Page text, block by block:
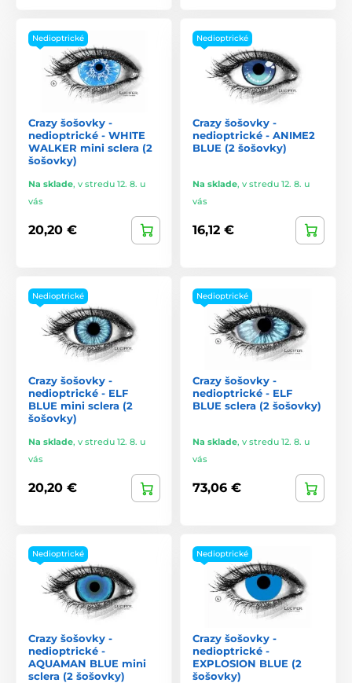
Nedioptrické
Crazy šošovky -
nedioptrické - WHITE
WALKER mini sclera (2
šošovky)
Na sklade, v stredu 12. 8. u
vás
20,20 €
Nedioptrické
Crazy šošovky -
nedioptrické - ANIME2
BLUE (2 šošovky)
Na sklade, v stredu 12. 8. u
vás
16,12 €
Nedioptrické
Crazy šošovky -
nedioptrické - ELF
BLUE mini sclera (2
šošovky)
Na sklade, v stredu 12. 8. u
vás
20,20 €
Nedioptrické
Crazy šošovky -
nedioptrické - ELF
BLUE sclera (2 šošovky)
Na sklade, v stredu 12. 8. u
vás
73,06 €
Nedioptrické
Crazy šošovky -
nedioptrické -
AQUAMAN BLUE mini
sclera (2 šošovky)
Nedioptrické
Crazy šošovky -
nedioptrické -
EXPLOSION BLUE (2
šošovky)